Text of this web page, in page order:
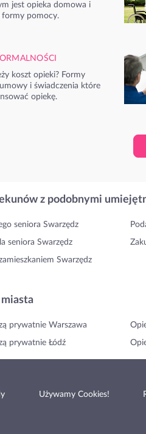
jest opieka domowa i
formy pomocy.
koszt opieki? Formy
i świadczenia które
opiekę.
z podobnymi
seniora Swarzędz
seniora Swarzędz
Swarzędz
prywatnie Warszawa
prywatnie Łódź
Używamy Cookies!